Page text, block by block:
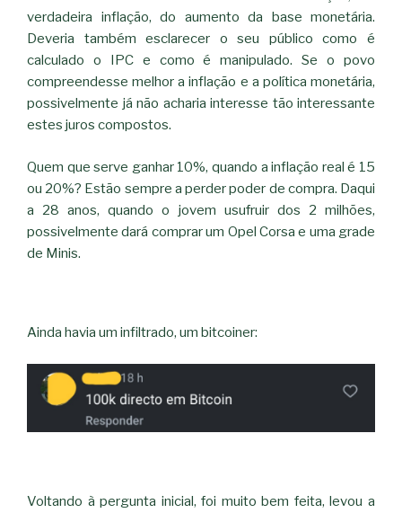
verdadeira inflação, do aumento da base monetária.
Deveria também esclarecer o seu público como é
calculado o IPC e como é manipulado. Se o povo
compreendesse melhor a inflação e a política monetária,
possivelmente já não acharia interesse tão interessante
estes juros compostos.
Quem que serve ganhar 10%, quando a inflação real é 15
ou 20%? Estão sempre a perder poder de compra. Daqui
a 28 anos, quando o jovem usufruir dos 2 milhões,
possivelmente dará comprar um Opel Corsa e uma grade
de Minis.
Ainda havia um infiltrado, um bitcoiner:
Voltando à pergunta inicial, foi muito bem feita, levou a